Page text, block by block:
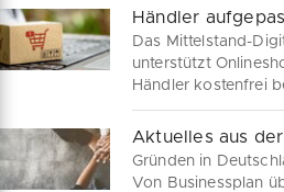
KfW-Förderung für
Transformation
verbesserten
Konditionen im
Das Mittelstand-
unterstützt
Händler kostenfrei
KI-Readiness und
Förderung wurde
Ende 2026. Lies
profitieren.
Gründen in
Von Businessplan